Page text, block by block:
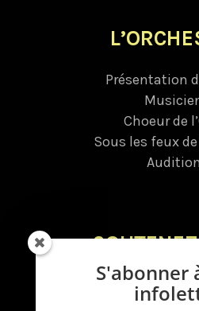
Présentation
Choeur de
Sous les feux
Dons
S'abonner